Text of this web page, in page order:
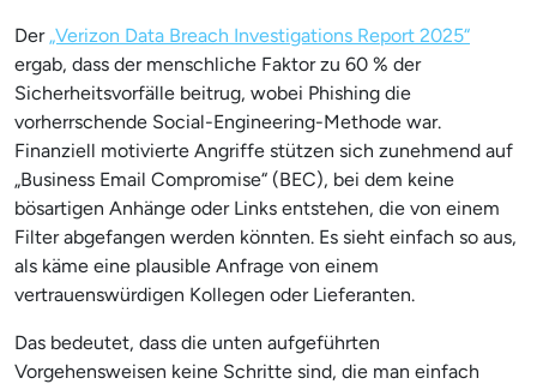
Der „Verizon Data Breach Investigations Report 2025“
ergab, dass der menschliche Faktor zu 60 % der
Sicherheitsvorfälle beitrug, wobei Phishing die
vorherrschende Social-Engineering-Methode war.
Finanziell motivierte Angriffe stützen sich zunehmend auf
„Business Email Compromise“ (BEC), bei dem keine
bösartigen Anhänge oder Links entstehen, die von einem
Filter abgefangen werden könnten. Es sieht einfach so aus,
als käme eine plausible Anfrage von einem
vertrauenswürdigen Kollegen oder Lieferanten.
Das bedeutet, dass die unten aufgeführten
Vorgehensweisen keine Schritte sind, die man einfach